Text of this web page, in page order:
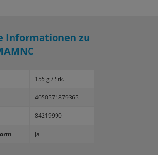
Informationen zu
155 g / Stk.
4050571879365
84219990
Ja